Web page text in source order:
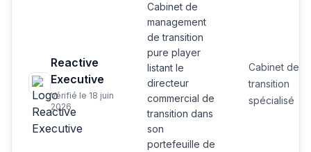
Reactive
Executive
Vérifié le 18 juin
2026
Cabinet de
management
de transition
pure player
listant le
directeur
commercial de
transition dans
son
portefeuille de
Cabinet de
transition
spécialisé